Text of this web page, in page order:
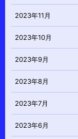
2023年11月
2023年10月
2023年9月
2023年8月
2023年7月
2023年6月